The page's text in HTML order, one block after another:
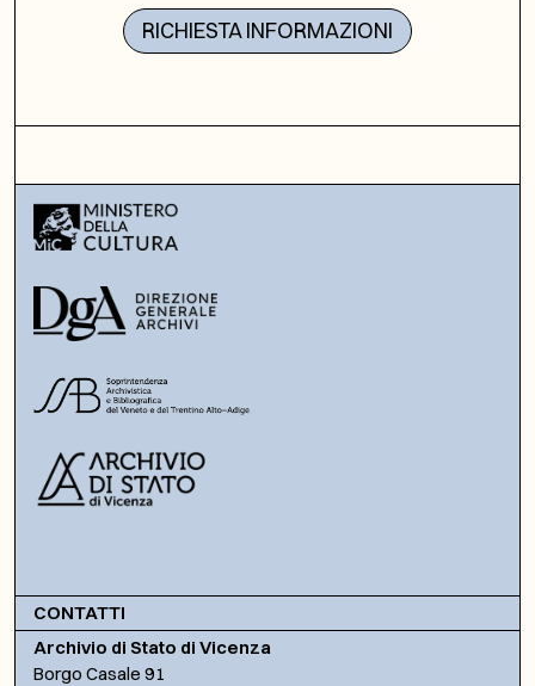
RICHIESTA INFORMAZIONI
CONTATTI
Archivio di Stato di Vicenza
Borgo Casale 91